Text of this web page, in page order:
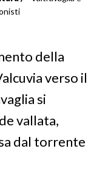
della
verso il
si
vallata,
dal torrente